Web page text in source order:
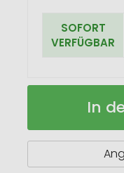
SOFORT
VERFÜGBAR
Flaschenöffner
Auf
In